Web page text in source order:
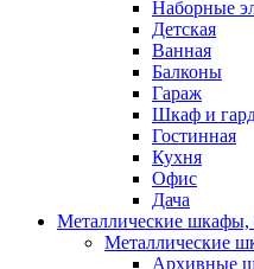
Наборные
Детская
Ванная
Балконы
Гараж
Шкаф и
Гостинная
Кухня
Офис
Дача
Металлические шкафы,
Металлические
Архивные